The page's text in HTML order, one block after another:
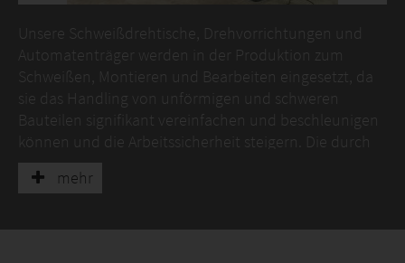
Unsere Schweißdrehtische, Drehvorrichtungen und
Automatenträger werden in der Produktion zum
Schweißen, Montieren und Bearbeiten eingesetzt, da
sie das Handling von unförmigen und schweren
Bauteilen signifikant vereinfachen und beschleunigen
können und die Arbeitssicherheit steigern. Die durch
Krankheit bedingten Ausfälle, sowie die körperliche
Belastung, werden verringert.
mehr